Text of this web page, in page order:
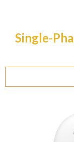
Single-